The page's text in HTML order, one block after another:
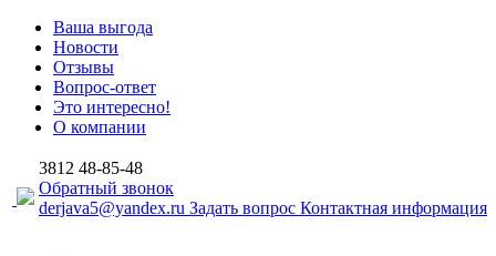
Ваша выгода
Новости
Отзывы
Вопрос-ответ
Это интересно!
О компании
3812 48-85-48
Обратный звонок
derjava5@yandex.ru Задать вопрос Контактная информация